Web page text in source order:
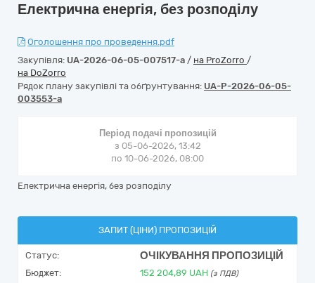
Електрична енергія, без розподілу
Оголошення про проведення.pdf
Закупівля: UA-2026-06-05-007517-a / на ProZorro /
на DoZorro
Рядок плану закупівлі та обґрунтування: UA-P-2026-06-05-
003553-a
Період подачі пропозицій
з 05-06-2026, 13:42
по 10-06-2026, 08:00
Електрична енергія, без розподілу
ЗАПИТ (ЦІНИ) ПРОПОЗИЦІЙ
Статус: ОЧІКУВАННЯ ПРОПОЗИЦІЙ
Бюджет: 152 204,89 UAH (з ПДВ)